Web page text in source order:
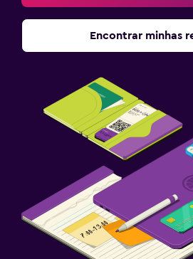
Encontrar minhas